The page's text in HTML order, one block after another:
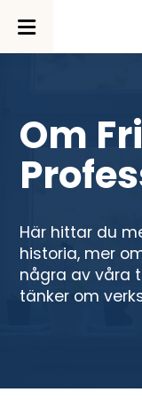
Om
Här hittar du
historia, mer
några av våra
tänker om